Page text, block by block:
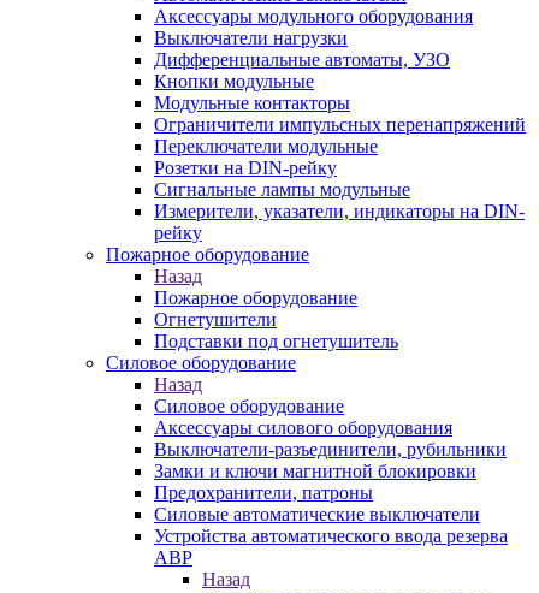
Аксессуары модульного оборудования
Выключатели нагрузки
Дифференциальные автоматы, УЗО
Кнопки модульные
Модульные контакторы
Ограничители импульсных перенапряжений
Переключатели модульные
Розетки на DIN-рейку
Сигнальные лампы модульные
Измерители, указатели, индикаторы на DIN-
рейку
Пожарное оборудование
Назад
Пожарное оборудование
Огнетушители
Подставки под огнетушитель
Силовое оборудование
Назад
Силовое оборудование
Аксессуары силового оборудования
Выключатели-разъединители, рубильники
Замки и ключи магнитной блокировки
Предохранители, патроны
Силовые автоматические выключатели
Устройства автоматического ввода резерва
АВР
Назад